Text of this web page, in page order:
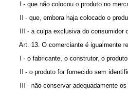
I - que não colocou o produto no
II - que, embora haja colocado o
III - a culpa exclusiva do consumidor
Art. 13. O comerciante é igualmente
I - o fabricante, o construtor, o produtor
II - o produto for fornecido sem
III - não conservar adequadamente os